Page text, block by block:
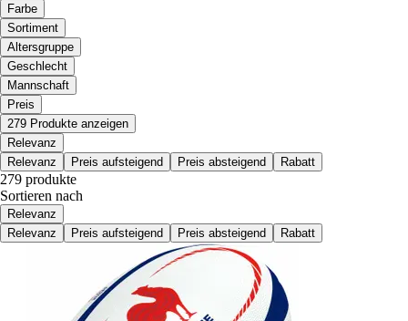
Farbe
Sortiment
Altersgruppe
Geschlecht
Mannschaft
Preis
279 Produkte anzeigen
Relevanz
Relevanz
Preis aufsteigend Preis absteigend Rabatt
279 produkte
Sortieren nach
Relevanz
Relevanz
Preis aufsteigend Preis absteigend Rabatt